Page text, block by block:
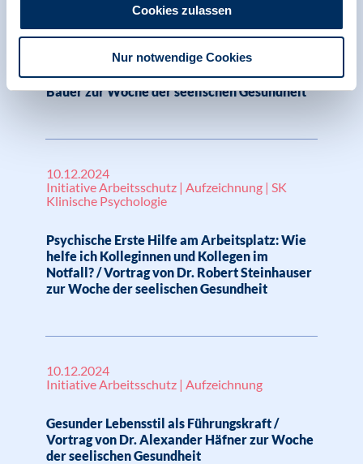
Cookies zulassen
Nur notwendige Cookies
Initiative Arbeitsschutz | Aufzeichnung | SK
Klinische Psychologie
Wenn die Nacht keine Ruhe bringt. Hilfe und
praktische Übungen / Vortrag von Heijko
Bauer zur Woche der seelischen Gesundheit
10.12.2024
Initiative Arbeitsschutz | Aufzeichnung | SK
Klinische Psychologie
Psychische Erste Hilfe am Arbeitsplatz: Wie
helfe ich Kolleginnen und Kollegen im
Notfall? / Vortrag von Dr. Robert Steinhauser
zur Woche der seelischen Gesundheit
10.12.2024
Initiative Arbeitsschutz | Aufzeichnung
Gesunder Lebensstil als Führungskraft /
Vortrag von Dr. Alexander Häfner zur Woche
der seelischen Gesundheit